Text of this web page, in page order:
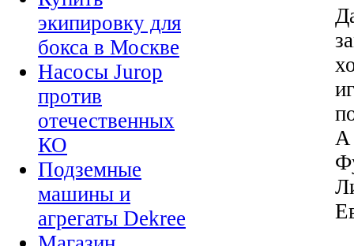
экипировку для
бокса в Москве
Насосы Jurop
против
отечественных
КО
Подземные
машины и
агрегаты Dekree
А